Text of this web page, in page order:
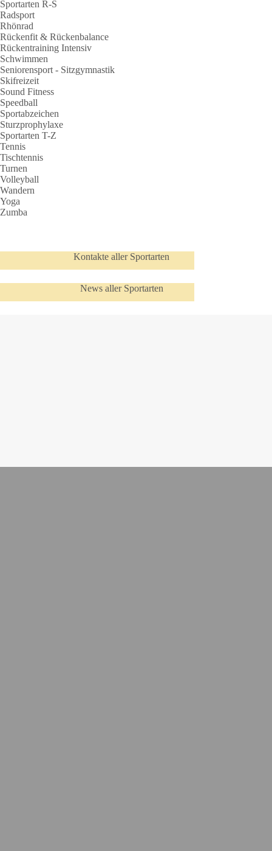
Sportarten R-S
Radsport
Rhönrad
Rückenfit & Rückenbalance
Rückentraining Intensiv
Schwimmen
Seniorensport - Sitzgymnastik
Skifreizeit
Sound Fitness
Speedball
Sportabzeichen
Sturzprophylaxe
Sportarten T-Z
Tennis
Tischtennis
Turnen
Volleyball
Wandern
Yoga
Zumba
Kontakte aller Sportarten
News aller Sportarten